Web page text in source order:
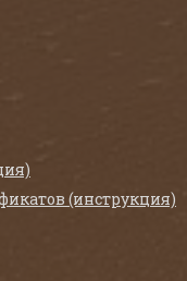
(инструкция)